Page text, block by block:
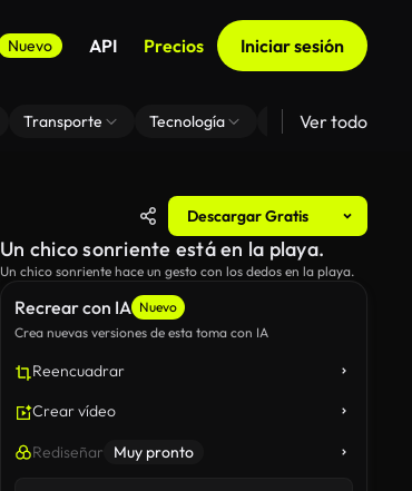
Nuevo API Precios Iniciar sesión
Transporte Tecnología Zoom De Fondo
Ver todo
Descargar Gratis
Recrear con IA Nuevo
Crea nuevas versiones de esta toma con IA
Reencuadrar
Crear vídeo
Rediseñar Muy pronto
Un chico sonriente está en la playa.
Un chico sonriente hace un gesto con los dedos en la playa.